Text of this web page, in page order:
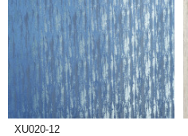
XU020-12